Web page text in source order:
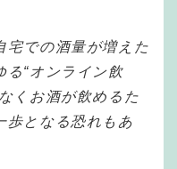
宅での酒量が増えた
る“オンライン飲
くお酒が飲めるた
歩となる恐れもあ